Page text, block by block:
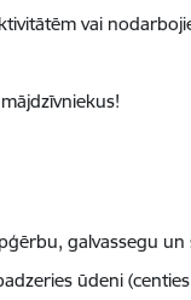
vai
galvassegu un
ūdeni